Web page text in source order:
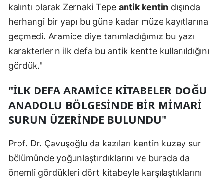
Kırıkkale
Batman
Şırnak
Ardahan
Iğdır
Kilis
kalıntı olarak Zernaki Tepe antik kentin dışında
herhangi bir yapı bu güne kadar müze kayıtlarına
geçmedi. Aramice diye tanımladığımız bu yazı
karakterlerin ilk defa bu antik kentte kullanıldığını
gördük."
"İLK DEFA ARAMICE KITABELER DOĞU
ANADOLU BÖLGESINDE BIR MIMARI
SURUN ÜZERINDE BULUNDU"
Prof. Dr. Çavuşoğlu da kazıları kentin kuzey sur
bölümünde yoğunlaştırdıklarını ve burada da
önemli gördükleri dört kitabeyle karşılaştıklarını